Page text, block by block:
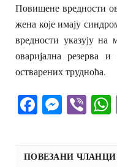
Повишене вредности
жена које имају
вредности указују на
оваријална резерва
остварених трудноћа.
Facebook
ПОВЕЗАНИ ЧЛАНЦИ